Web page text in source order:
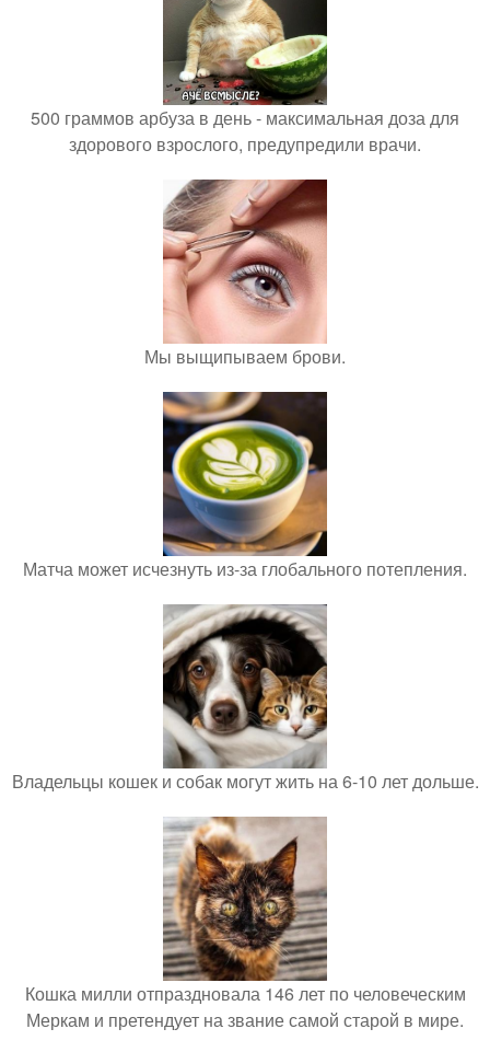
500 граммов арбуза в день - максимальная доза для
здорового взрослого, предупредили врачи.
Мы выщипываем брови.
Матча может исчезнуть из-за глобального потепления.
Владельцы кошек и собак могут жить на 6-10 лет дольше.
Кошка милли отпраздновала 146 лет по человеческим
Меркам и претендует на звание самой старой в мире.